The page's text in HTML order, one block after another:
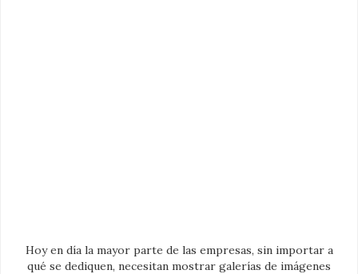
Hoy en día la mayor parte de las empresas, sin importar a
qué se dediquen, necesitan mostrar galerías de imágenes